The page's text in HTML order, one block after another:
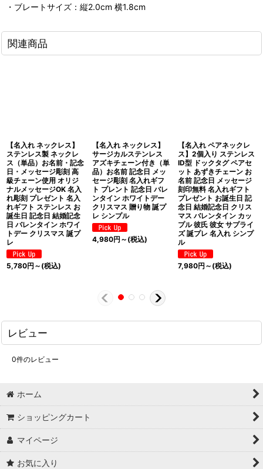
・ブレートサイズ：縦2.0cm 横1.8cm
関連商品
【名入れ ネックレス】
ステンレス製 ネックレ
ス（単品）お名前・記念
日・メッセージ彫刻 高
級チェーン使用 オリジ
ナルメッセージOK 名入
れ彫刻 プレゼント 名入
れギフト ステンレス お
誕生日 記念日 結婚記念
日 バレンタイン ホワイ
トデー クリスマス 誕プ
レ
5,780円 ～ (税込)
【名入れ ネックレス】
サージカルステンレス
アズキチェーン付き（単
品）お名前 記念日 メッ
セージ彫刻 名入れギフ
ト プレント 記念日 バレ
ンタイン ホワイトデー
クリスマス 贈り物 誕プ
レ シンプル
4,980円 ～ (税込)
【名入れ ペアネックレ
ス】2個入り ステンレス
ID型 ドックタグ ペアセ
ット あずきチェーン お
名前 記念日 メッセージ
刻印無料 名入れギフト
プレゼント お誕生日 記
念日 結婚記念日 クリス
マス バレンタイン カッ
プル 彼氏 彼女 サプライ
ズ 誕プレ 名入れ シンプ
ル
7,980円 ～ (税込)
レビュー
0件のレビュー
ホーム
ショッピングカート
マイページ
お気に入り